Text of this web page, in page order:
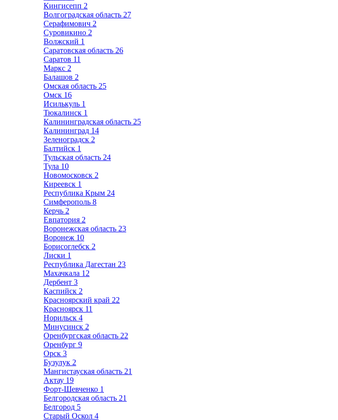
Кингисепп 2
Волгоградская область 27
Серафимович 2
Суровикино 2
Волжский 1
Саратовская область 26
Саратов 11
Маркс 2
Балашов 2
Омская область 25
Омск 16
Исилькуль 1
Тюкалинск 1
Калининградская область 25
Калининград 14
Зеленоградск 2
Балтийск 1
Тульская область 24
Тула 10
Новомосковск 2
Киреевск 1
Республика Крым 24
Симферополь 8
Керчь 2
Евпатория 2
Воронежская область 23
Воронеж 10
Борисоглебск 2
Лиски 1
Республика Дагестан 23
Махачкала 12
Дербент 3
Каспийск 2
Красноярский край 22
Красноярск 11
Норильск 4
Минусинск 2
Оренбургская область 22
Оренбург 9
Орск 3
Бузулук 2
Мангистауская область 21
Актау 19
Форт-Шевченко 1
Белгородская область 21
Белгород 5
Старый Оскол 4